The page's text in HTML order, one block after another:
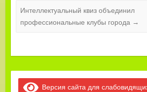
Интеллектуальный квиз объединил
профессиональные клубы города →
Версия сайта для